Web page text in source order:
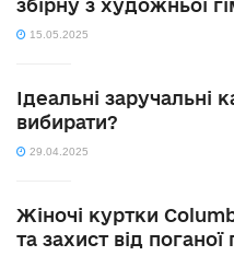
збірну з художньої
15.05.2025
Ідеальні заручальні
вибирати?
29.04.2025
Жіночі куртки
та захист від поганої